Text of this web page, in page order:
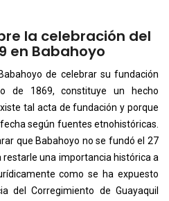
la celebración del
en Babahoyo
de celebrar su fundación
de 1869, constituye un hecho
tal acta de fundación y porque
según fuentes etnohistóricas.
que Babahoyo no se fundó el 27
restarle una importancia histórica a
como se ha expuesto
del Corregimiento de Guayaquil